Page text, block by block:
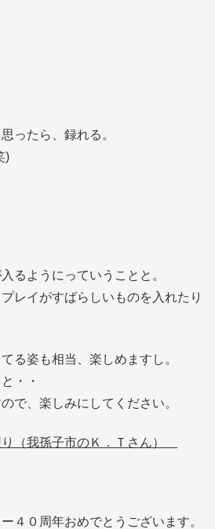
ったら、録れる。
)
るようにっていうことと。
レイがすばらしいものを入れたり
る姿も相当、楽しめますし。
・・
で、楽しみにしてください。
（我孫子市のＫ．Ｔさん）
４０周年おめでとうございます。